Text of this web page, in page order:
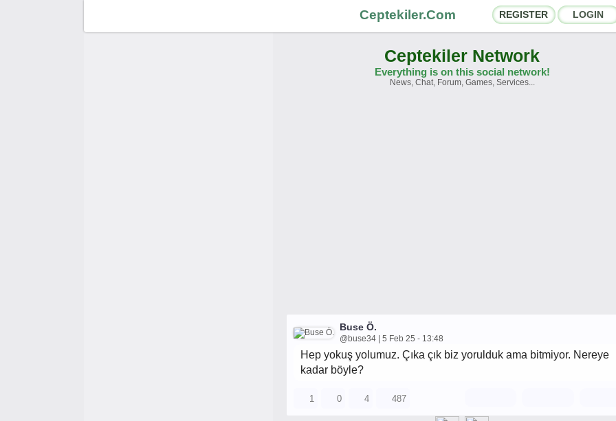
Ceptekiler.Com REGISTER LOGIN
Social Shares
Ceptekiler Network
Everything is on this social network!
News, Chat, Forum, Games, Services...
Buse Ö.
@buse34 | 5 Feb 25 - 13:48
Hep yokuş yolumuz. Çıka çık biz yorulduk ama bitmiyor. Nereye
kadar böyle?
1 0 4 487